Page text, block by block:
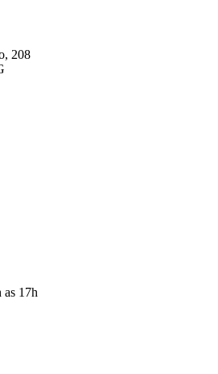
208
as 17h